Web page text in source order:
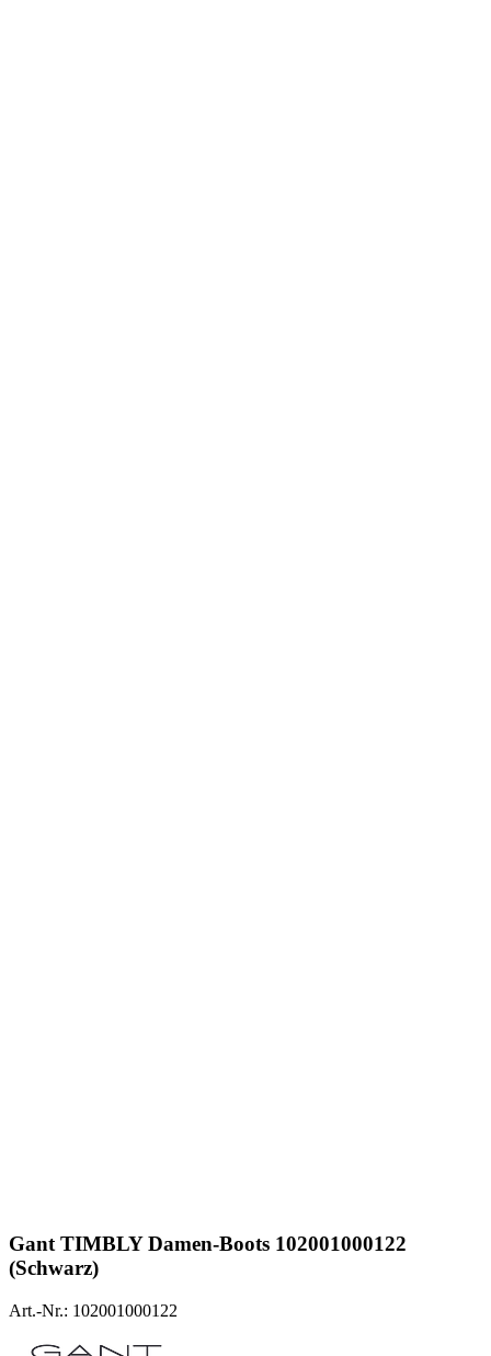
Gant TIMBLY Damen-Boots 102001000122
(Schwarz)
Art.-Nr.: 102001000122